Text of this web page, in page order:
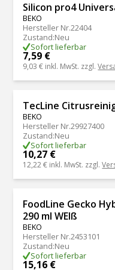
Silicon pro4
BEKO
Hersteller Nr.22404
Zustand:Neu
Sofort lieferbar
7,59 €
9,03 € inkl. MwSt. zzgl.
TecLine
BEKO
Hersteller Nr.29927400
Zustand:Neu
Sofort lieferbar
10,27 €
12,22 € inkl. MwSt. zzgl.
FoodLine Gecko
290 ml WEIß
BEKO
Hersteller Nr.2453101
Zustand:Neu
Sofort lieferbar
15,16 €